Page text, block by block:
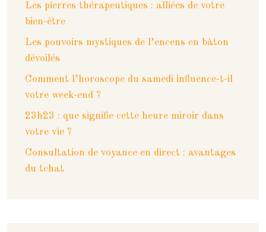
Les pierres thérapeutiques : alliées de votre
bien-être
Les pouvoirs mystiques de l’encens en bâton
dévoilés
Comment l’horoscope du samedi influence-t-il
votre week-end ?
23h23 : que signifie cette heure miroir dans
votre vie ?
Consultation de voyance en direct : avantages
du tchat